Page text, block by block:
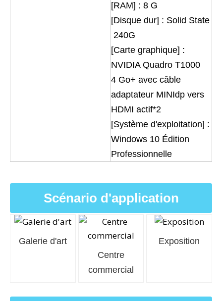
[RAM] : 8 G
[Disque dur] : Solid State
240G
[Carte graphique] :
NVIDIA Quadro T1000
4 Go+ avec câble
adaptateur MINIdp vers
HDMI actif*2
[Système d'exploitation] :
Windows 10 Édition
Professionnelle
Scénario d'application
Galerie d'art
Centre
commercial
Exposition